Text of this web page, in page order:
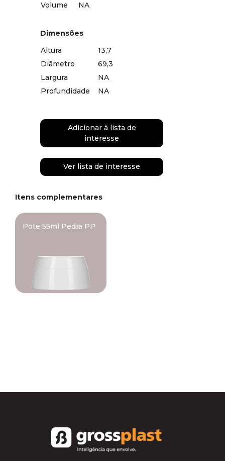
Volume
NA
Dimensões
Altura
13,7
Diâmetro
69,3
Largura
NA
Profundidade
NA
Adicionar à lista de
interesse
Ver lista de interesse
Itens complementares
Pote 55ml Pedra PP